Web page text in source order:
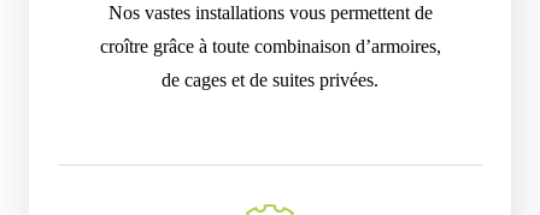
Nos vastes installations vous permettent de
croître grâce à toute combinaison d’armoires,
de cages et de suites privées.